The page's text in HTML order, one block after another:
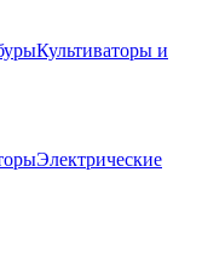
Культиваторы и
Электрические